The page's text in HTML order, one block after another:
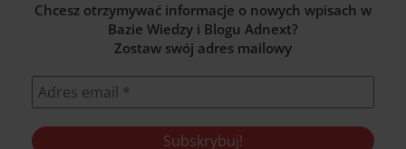
Chcesz otrzymywać informacje o nowych wpisach w
Bazie Wiedzy i Blogu Adnext?
Zostaw swój adres mailowy